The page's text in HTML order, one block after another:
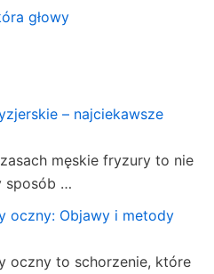
głowy
– najciekawsze
męskie fryzury to nie
sposób …
oczny: Objawy i metody
oczny to schorzenie, które